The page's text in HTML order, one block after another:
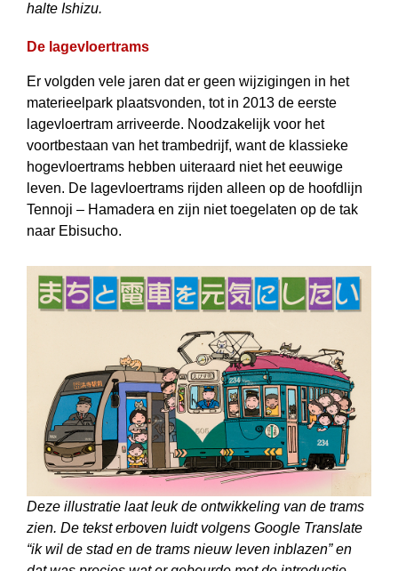
halte Ishizu.
De lagevloertrams
Er volgden vele jaren dat er geen wijzigingen in het
materieelpark plaatsvonden, tot in 2013 de eerste
lagevloertram arriveerde. Noodzakelijk voor het
voortbestaan van het trambedrijf, want de klassieke
hogevloertrams hebben uiteraard niet het eeuwige
leven. De lagevloertrams rijden alleen op de hoofdlijn
Tennoji – Hamadera en zijn niet toegelaten op de tak
naar Ebisucho.
Deze illustratie laat leuk de ontwikkeling van de trams
zien. De tekst erboven luidt volgens Google Translate
“ik wil de stad en de trams nieuw leven inblazen” en